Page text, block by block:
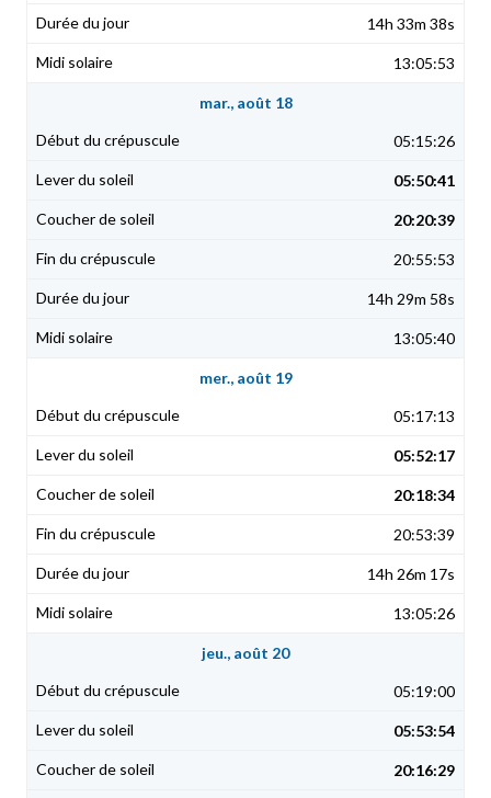
14h 33m 38s
13:05:53
mar., août 18
05:15:26
05:50:41
20:20:39
20:55:53
14h 29m 58s
13:05:40
mer., août 19
05:17:13
05:52:17
20:18:34
20:53:39
14h 26m 17s
13:05:26
jeu., août 20
05:19:00
05:53:54
20:16:29